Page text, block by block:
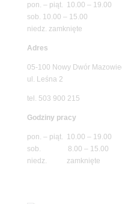
pon. – piąt. 10.00 – 19.00
sob. 10.00 – 15.00
niedz. zamknięte
Adres
05-100 Nowy Dwór
ul. Leśna 2
tel. 503 900 215
Godziny pracy
pon. – piąt. 10.00 – 19.00
sob. 8.00 – 15.00
niedz. zamknięte